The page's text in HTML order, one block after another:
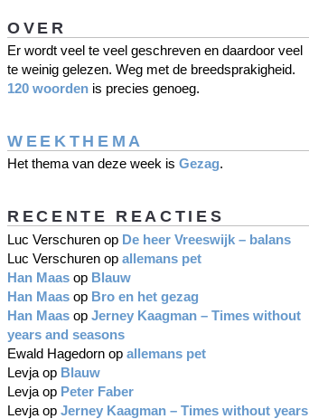
OVER
Er wordt veel te veel geschreven en daardoor veel
te weinig gelezen. Weg met de breedsprakigheid.
120 woorden is precies genoeg.
WEEKTHEMA
Het thema van deze week is Gezag.
RECENTE REACTIES
Luc Verschuren op De heer Vreeswijk – balans
Luc Verschuren op allemans pet
Han Maas op Blauw
Han Maas op Bro en het gezag
Han Maas op Jerney Kaagman – Times without
years and seasons
Ewald Hagedorn op allemans pet
Levja op Blauw
Levja op Peter Faber
Levja op Jerney Kaagman – Times without years